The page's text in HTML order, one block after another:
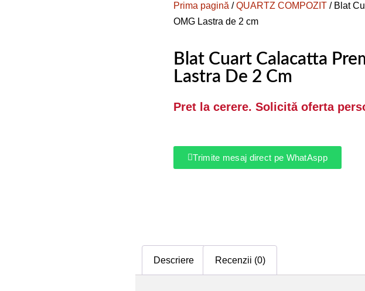
Prima pagină /QUARTZ COMPOZIT / Blat
OMG Lastra de 2 cm
Blat Cuart Calacatta
Lastra De 2 Cm
Pret la cerere. Solicită oferta
Trimite mesaj direct pe WhatAspp
Descriere Recenzii (0)